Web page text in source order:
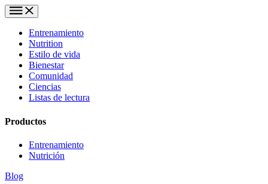
Entrenamiento
Nutrition
Estilo de vida
Bienestar
Comunidad
Ciencias
Listas de lectura
Productos
Entrenamiento
Nutrición
Blog